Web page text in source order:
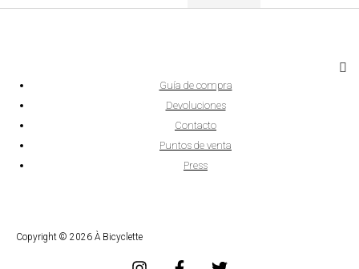
Guía de compra
Devoluciones
Contacto
Puntos de venta
Press
Copyright © 2026 À Bicyclette